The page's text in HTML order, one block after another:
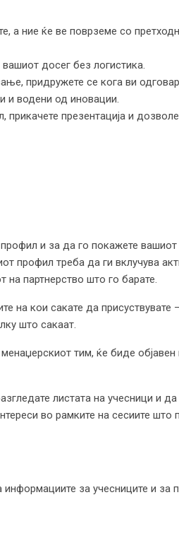
а ние ќе ве поврземе со
досег без логистика.
придружете се кога ви
и водени од иновации.
презентација и
и за да го покажете вашиот
профил треба да ги вклучува
на партнерство што го барате.
на кои сакате да присуствувате
што сакаат.
тим, ќе биде објавен
листата на учесници и
во рамките на сесиите што
за учесниците и за